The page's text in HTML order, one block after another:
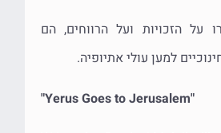
על הזכויות ועל הרווחים, הם
למען עולי אתיופיה.
"Yerus Goes to Jerusalem"